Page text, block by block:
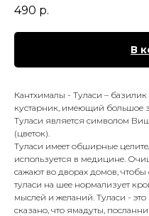
490 р.
В
Кантхималы - Туласи –
кустарник, имеющий большое
Туласи является символом
(цветок).
Туласи имеет обширные
используется в медицине.
сажают во дворах домов, чтобы
туласи на шее нормализует
мыслей и желаний. Туласи -
сказано, что ямадуты,